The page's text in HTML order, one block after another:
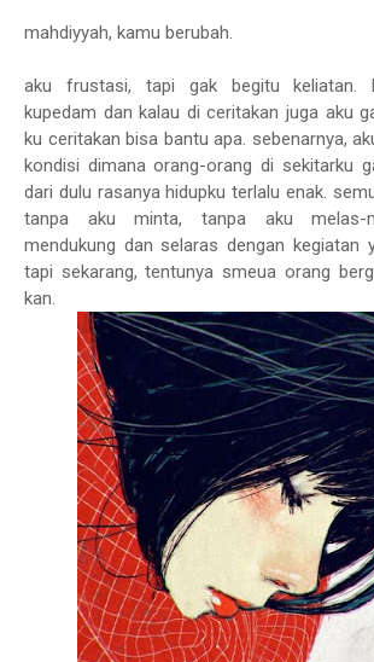
mahdiyyah, kamu berubah.
aku frustasi, tapi gak begitu keliatan.
kupedam dan kalau di ceritakan juga aku
ku ceritakan bisa bantu apa. sebenarnya,
kondisi dimana orang-orang di sekitarku
dari dulu rasanya hidupku terlalu enak.
tanpa aku minta, tanpa aku melas-
mendukung dan selaras dengan kegiatan
tapi sekarang, tentunya smeua orang
kan.